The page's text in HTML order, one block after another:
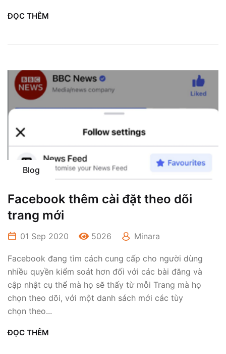
ĐỌC THÊM
Blog
Facebook thêm cài đặt theo dõi
trang mới
01 Sep 2020 5026 Minara
Facebook đang tìm cách cung cấp cho người dùng
nhiều quyền kiểm soát hơn đối với các bài đăng và
cập nhật cụ thể mà họ sẽ thấy từ mỗi Trang mà họ
chọn theo dõi, với một danh sách mới các tùy
chọn theo...
ĐỌC THÊM